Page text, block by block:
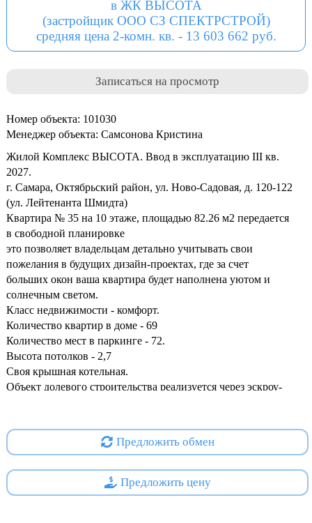
в ЖК ВЫСОТА
(застройщик ООО СЗ СПЕКТРСТРОЙ)
средняя цена 2-комн. кв. - 13 603 662 руб.
Записаться на просмотр
Номер объекта: 101030
Менеджер объекта: Самсонова Кристина
Жилой Комплекс ВЫСОТА. Ввод в эксплуатацию III кв.
2027.
г. Самара, Октябрьский район, ул. Ново-Садовая, д. 120-122
(ул. Лейтенанта Шмидта)
Квартира № 35 на 10 этаже, площадью 82.26 м2 передается
в свободной планировке
это позволяет владельцам детально учитывать свои
пожелания в будущих дизайн-проектах, где за счет
больших окон ваша квартира будет наполнена уютом и
солнечным светом.
Класс недвижимости - комфорт.
Количество квартир в доме - 69
Количество мест в паркинге - 72.
Высота потолков - 2,7
Своя крышная котельная.
Объект долевого строительства реализуется через эскроу-
Специализированный застройщик - ООО СЗ
СПЕКТРСТРОЙ
Предложить обмен
Предложить цену